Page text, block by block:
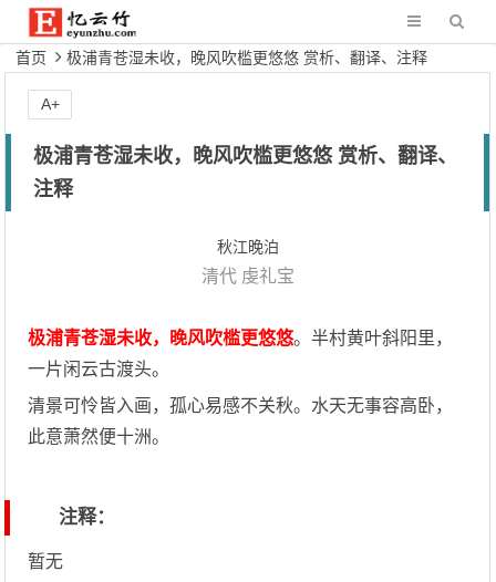
首页 极浦青苍湿未收，晚风吹槛更悠悠 赏析、翻译、注释
极浦青苍湿未收，晚风吹槛更悠悠 赏析、翻译、
注释
秋江晚泊
清代 虔礼宝
极浦青苍湿未收，晚风吹槛更悠悠。半村黄叶斜阳里，
一片闲云古渡头。
清景可怜皆入画，孤心易感不关秋。水天无事容高卧，
此意萧然便十洲。
注释：
暂无
A+